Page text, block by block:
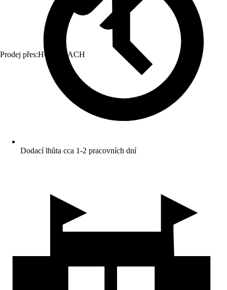
Prodej přes:HORNBACH
Dodací lhůta cca 1-2 pracovních dní